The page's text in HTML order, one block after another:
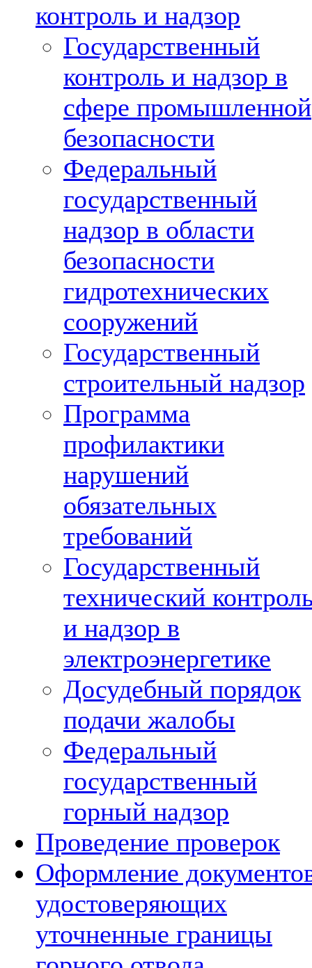
контроль и надзор
Государственный
контроль и надзор в
сфере промышленной
безопасности
Федеральный
государственный
надзор в области
безопасности
гидротехнических
сооружений
Государственный
строительный надзор
Программа
профилактики
нарушений
обязательных
требований
Государственный
технический
и надзор в
электроэнергетике
Досудебный порядок
подачи жалобы
Федеральный
государственный
горный надзор
Проведение проверок
Оформление
удостоверяющих
уточненные границы